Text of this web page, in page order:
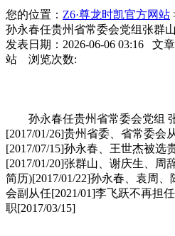
您的位置： Z6·尊龙时凯官方网站
孙永春任贵州省常委会党组张群
发表日期：2026-06-06 03:16 文
站 浏览次数:
孙永春任贵州省常委会党组
[2017/01/26]贵州省委、省常委会
[2017/07/15]孙永春、王世杰被选
[2017/01/20]张群山、谢庆生、周
简历)[2017/01/22]孙永春、袁周
会副从任[2021/01]李飞跃不再担
职[2017/03/15]